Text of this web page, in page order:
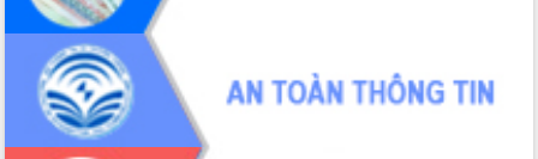
trong Khu kinh tế Nam Phú Yên
Hòn Yến phát triển du lịch gắn với bảo
tồn biển
Lấy ý kiến điều chỉnh Quy hoạch tỉnh
Đắk Lắk thời kỳ 2021-2030, tầm nhìn
đến năm 2050